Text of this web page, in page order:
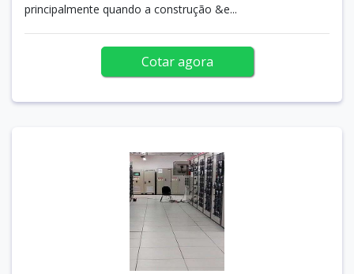
principalmente quando a construção &e...
Cotar agora